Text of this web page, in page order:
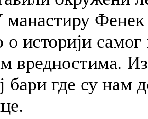
Фенек
историји
вредностима.
бари где су нам